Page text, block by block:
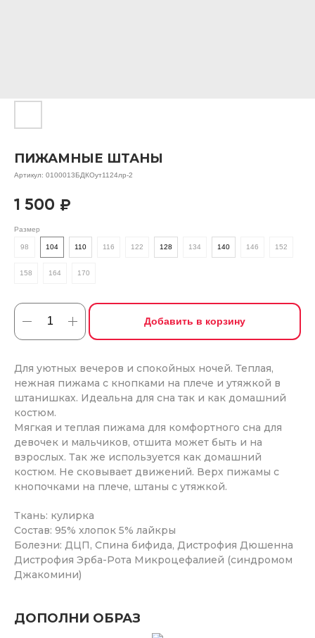
ПИЖАМНЫЕ ШТАНЫ
Артикул: 0100013БДКОут1124лр-2
1 500 ₽
Размер
98 104 110 116 122 128 134 140 146 152
158 164 170
Добавить в корзину
Для уютных вечеров и спокойных ночей. Теплая,
нежная пижама с кнопками на плече и утяжкой в
штанишках. Идеальна для сна так и как домашний
костюм.
Мягкая и теплая пижама для комфортного сна для
девочек и мальчиков, отшита может быть и на
взрослых. Так же используется как домашний
костюм. Не сковывает движений. Верх пижамы с
кнопочками на плече, штаны с утяжкой.
Ткань: кулирка
Состав: 95% хлопок 5% лайкры
Болезни: ДЦП, Спина бифида, Дистрофия Дюшенна
Дистрофия Эрба-Рота Микроцефалией (синдромом
Джакомини)
ДОПОЛНИ ОБРАЗ